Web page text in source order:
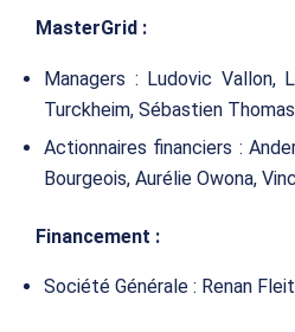
MasterGrid :
Managers : Ludovic Vallon,
Turckheim, Sébastien
Actionnaires financiers :
Bourgeois, Aurélie Owona,
Financement :
Société Générale : Renan